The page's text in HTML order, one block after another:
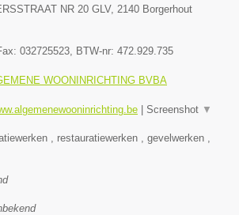
NR 20 GLV, 2140 Borgerhout
032725523 , BTW-nr: 472.929.735
WOONINRICHTING BVBA
Screenshot ▼
, restauratiewerken , gevelwerken ,